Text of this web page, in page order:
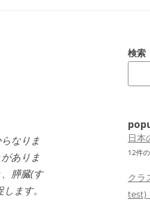
なりま
ありま
膵臓(す
ます。
検索
日本
12件
クラ
test)